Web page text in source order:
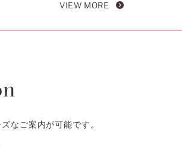
VIEW MORE
なご案内が可能です。